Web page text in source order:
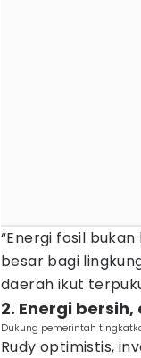
“Energi fosil
besar bagi
daerah ikut
2. Energi
Dukung pemerintah
Rudy optimistis,